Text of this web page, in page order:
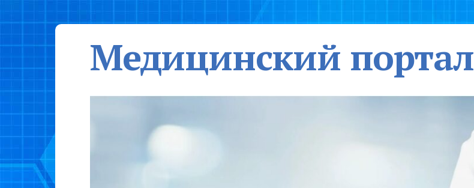
Медицинский портал